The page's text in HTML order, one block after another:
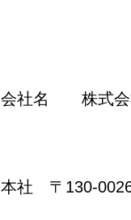
会社名 株式会
本社 〒130-